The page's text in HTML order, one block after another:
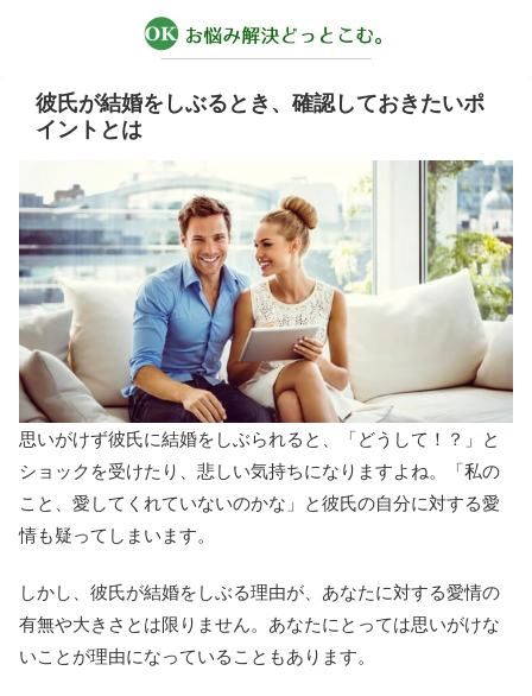
彼氏が結婚をしぶるとき、確認しておきたいポ
イントとは
思いがけず彼氏に結婚をしぶられると、「どうして！？」と
ショックを受けたり、悲しい気持ちになりますよね。「私の
こと、愛してくれていないのかな」と彼氏の自分に対する愛
情も疑ってしまいます。
しかし、彼氏が結婚をしぶる理由が、あなたに対する愛情の
有無や大きさとは限りません。あなたにとっては思いがけな
いことが理由になっていることもあります。